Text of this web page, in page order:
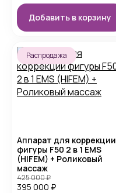
Добавить в корзину
Распродажа
Аппарат для коррекции
фигуры F50 2 в 1 EMS
(HIFEM) + Роликовый
массаж
395 000 ₽
425 000₽